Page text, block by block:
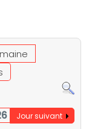
Jour suivant